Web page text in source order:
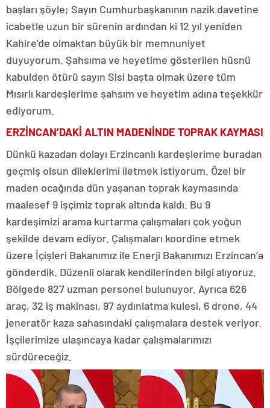
başları şöyle; Sayın Cumhurbaşkanının nazik davetine
icabetle uzun bir sürenin ardından ki 12 yıl yeniden
Kahire’de olmaktan büyük bir memnuniyet
duyuyorum. Şahsıma ve heyetime gösterilen hüsnü
kabulden ötürü sayın Sisi başta olmak üzere tüm
Mısırlı kardeşlerime şahsım ve heyetim adına teşekkür
ediyorum.
ERZİNCAN’DAKİ ALTIN MADENİNDE TOPRAK KAYMASI
Dünkü kazadan dolayı Erzincanlı kardeşlerime buradan
geçmiş olsun dileklerimi iletmek istiyorum. Özel bir
maden ocağında dün yaşanan toprak kaymasında
maalesef 9 işçimiz toprak altında kaldı. Bu 9
kardeşimizi arama kurtarma çalışmaları çok yoğun
şekilde devam ediyor. Çalışmaları koordine etmek
üzere İçişleri Bakanımız ile Enerji Bakanımızı Erzincan’a
gönderdik. Düzenli olarak kendilerinden bilgi alıyoruz.
Bölgede 827 uzman personel bulunuyor. Ayrıca 626
araç, 32 iş makinası, 97 aydınlatma kulesi, 6 drone, 44
jeneratör kaza sahasındaki çalışmalara destek veriyor.
İşçilerimize ulaşıncaya kadar çalışmalarımızı
sürdüreceğiz.